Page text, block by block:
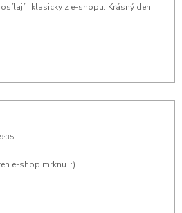
i klasicky z e-shopu. Krásný den,
e-shop mrknu. :)